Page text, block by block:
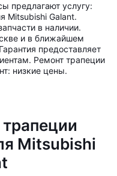
предлагают услугу:
Mitsubishi Galant.
в наличии.
и в ближайшем
предоставляет
Ремонт трапеции
низкие цены.
Mitsubishi